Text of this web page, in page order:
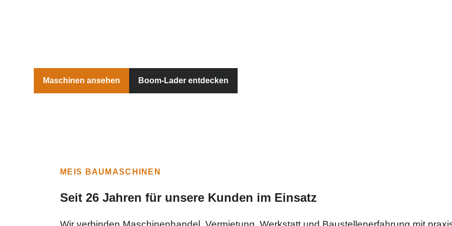
Maschinen ansehen Boom-Lader entdecken
MEIS BAUMASCHINEN
Seit 26 Jahren für unsere Kunden im Einsatz